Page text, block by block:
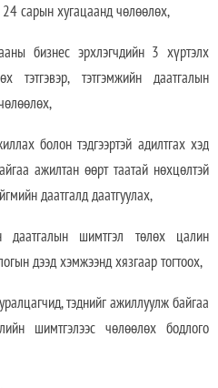
сарын хугацаанд чөлөөлөх,
бизнес эрхлэгчдийн 3 хүртэлх
тэтгэвэр, тэтгэмжийн даатгалын
болон тэдгээртэй адилтгах хэд
ажилтан өөрт таатай нөхцөлтэй
даатгалд даатгуулах,
даатгалын шимтгэл төлөх цалин
дээд хэмжээнд хязгаар тогтоох,
тэднийг ажиллуулж байгаа
шимтгэлээс чөлөөлөх бодлого